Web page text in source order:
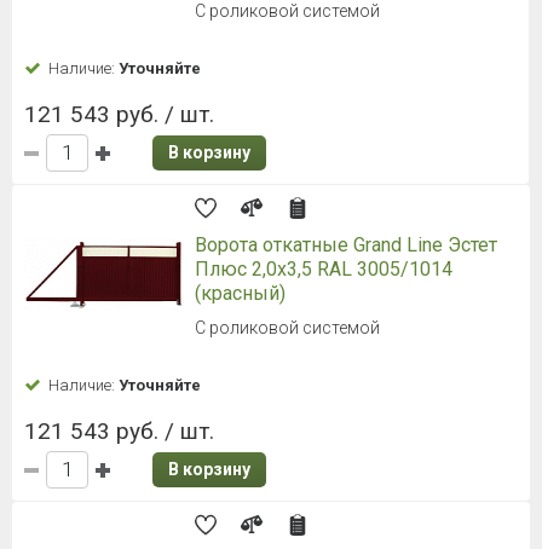
С роликовой системой
Наличие: Уточняйте
121 543 руб. / шт.
В корзину
Ворота откатные Grand Line Эстет
Плюс 2,0x3,5 RAL 3005/1014
(красный)
С роликовой системой
Наличие: Уточняйте
121 543 руб. / шт.
В корзину